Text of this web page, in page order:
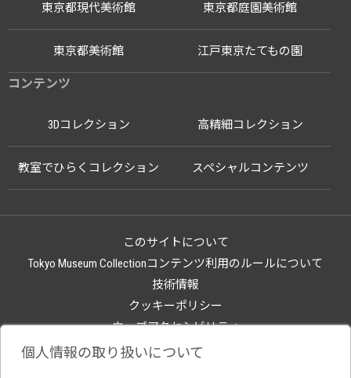
江戸東京たてもの園
東京都現代美術館 東京都庭園美術館
東京都美術館
コンテンツ
3Dコレクション 高精細コレクション
教室でひらくコレクション スペシャルコンテンツ
このサイトについて
Tokyo Museum Collectionコンテンツ利用のルールについて
技術情報
クッキーポリシー
ウェブアクセシビリティ
関連サイト
個人情報の取り扱いについて